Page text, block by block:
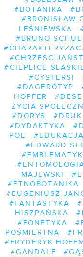
#BOTANIKA
#BRONISŁAW
LEŚNIEWSKA
#BRUNO
#CIEPLICE
#CYSTERSI
#DAGEROTYP
HOPFER
ŻYCIA
#DORYS
#DRUK
#DYDAKTYKA
POE
#EDUKACJA
#EDWARD
MAJEWSKI
#ETNOBOTANIKA
#EUGENIUSZ
#FANTASTYKA
HISZPAŃSKA
#FONETYKA
POŚMIERTNA
#FRYDERYK
#GANDALF